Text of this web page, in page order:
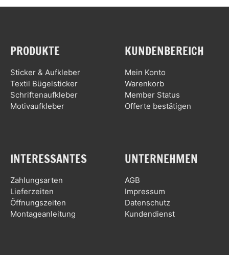
PRODUKTE
Sticker & Aufkleber
Textil Bügelsticker
Schriftenaufkleber
Motivaufkleber
KUNDENBEREICH
Mein Konto
Warenkorb
Member Status
Offerte bestätigen
INTERESSANTES
Zahlungsarten
Lieferzeiten
Öffnungszeiten
Montageanleitung
UNTERNEHMEN
AGB
Impressum
Datenschutz
Kundendienst